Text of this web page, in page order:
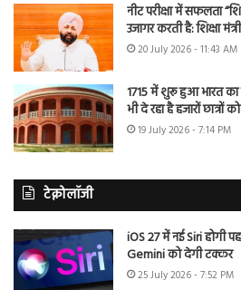
नीट परीक्षा में सफलता
उजागर करती है: शिक्षा
20 July 2026 - 11:43 AM
1715 में शुरू हुआ भारत
भी दे रहा है हजारों छात्रों
19 July 2026 - 7:14 PM
टेक्नोलॉजी
iOS 27 में नई Siri होगी
Gemini को देगी टक्कर
25 July 2026 - 7:52 PM